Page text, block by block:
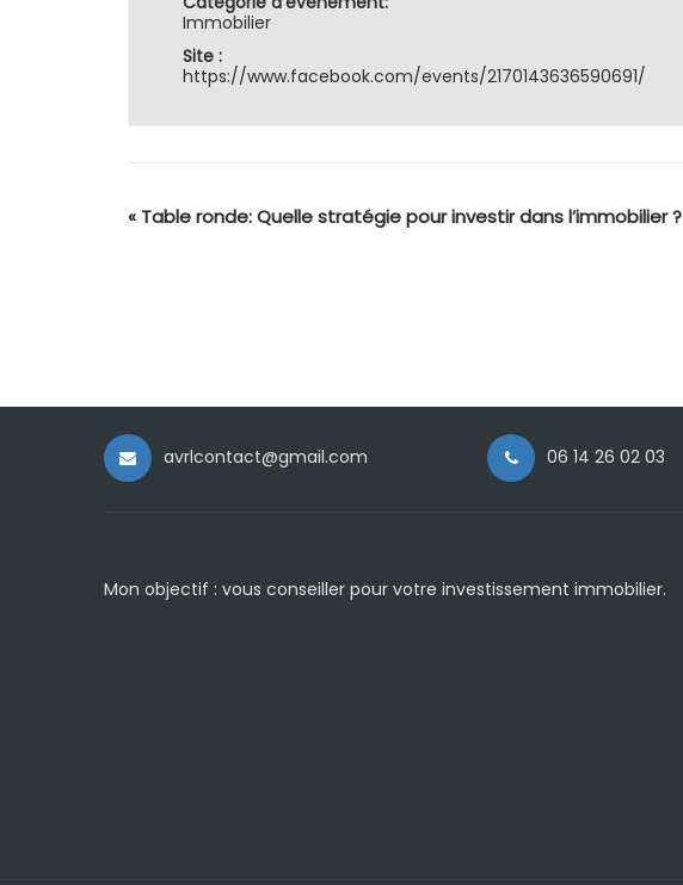
Immobilier
Site :
https://www.facebook.com/events/2170143636590691/
« Table ronde: Quelle stratégie pour investir dans l’immobilier ?
avrlcontact@gmail.com 06 14 26 02 03
Mon objectif : vous conseiller pour votre investissement immobilier.